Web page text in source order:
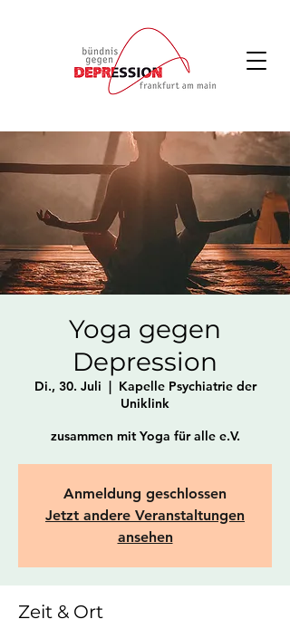
Yoga gegen
Depression
Di., 30. Juli
  |
Kapelle Psychiatrie der
Uniklink
zusammen mit Yoga für alle e.V.
Anmeldung geschlossen
Jetzt andere Veranstaltungen
ansehen
Zeit & Ort